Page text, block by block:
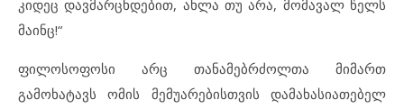
კიდეც დავმარცხდებით, ახლა თუ არა, მომავალ წელს
მაინც!“
ფილოსოფოსი არც თანამებრძოლთა მიმართ
გამოხატავს ომის მემუარებისთვის დამახასიათებელ